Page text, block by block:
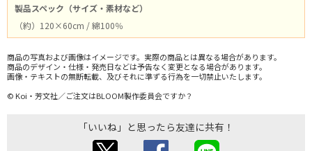
製品スペック（サイズ・素材など）
（約）120×60cm / 綿100％
商品の写真および画像はイメージです。実際の商品とは異なる場合があります。
商品のデザイン・仕様・発売日などは予告なく変更となる場合があります。
画像・テキストの無断転載、及びそれに準ずる行為を一切禁止いたします。
© Koi・芳文社／ご注文はBLOOM製作委員会ですか？
「いいね」と思ったら友達に共有！